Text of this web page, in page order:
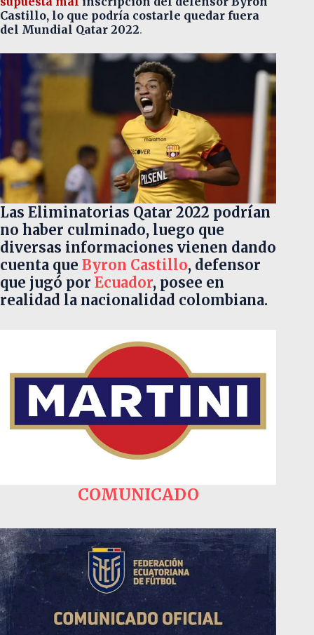
Castillo, lo que podría costarle quedar fuera
del Mundial Qatar 2022.
Las Eliminatorias Qatar 2022 podrían
no haber culminado, luego que
diversas informaciones vienen dando
cuenta que Byron Castillo, defensor
que jugó por Ecuador, posee en
realidad la nacionalidad colombiana.
COMUNICADO